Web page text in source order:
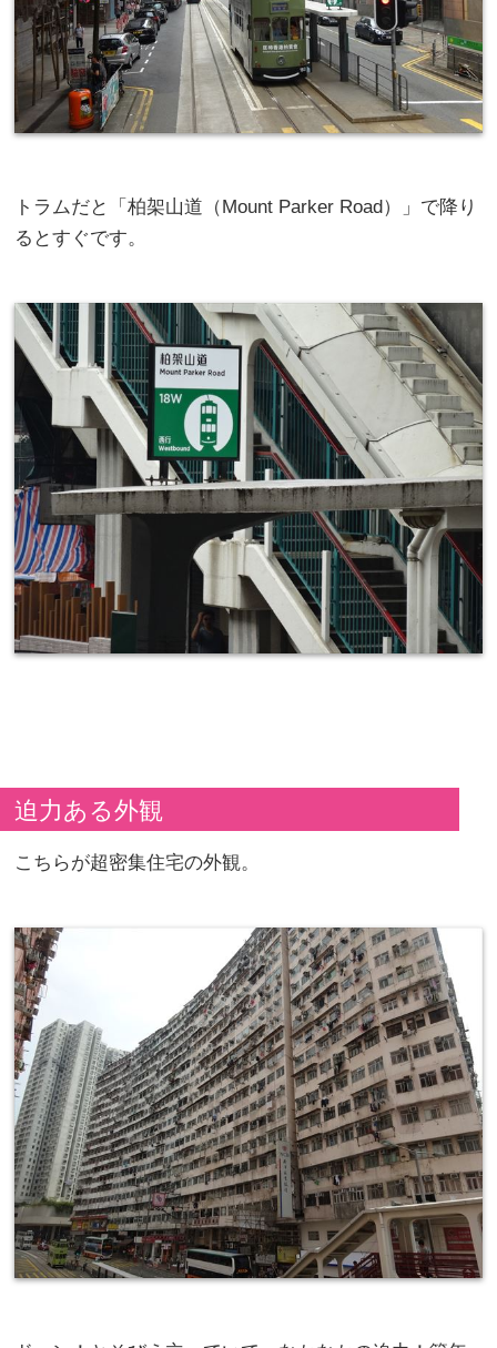
トラムだと「柏架山道（Mount Parker Road）」で降り
るとすぐです。
迫力ある外観
こちらが超密集住宅の外観。